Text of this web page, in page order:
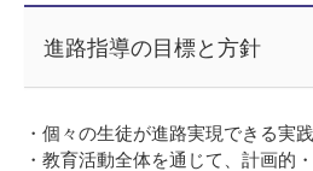
進路指導の目標と方針
・個々の生徒が進路実現できる実
・教育活動全体を通じて、計画的